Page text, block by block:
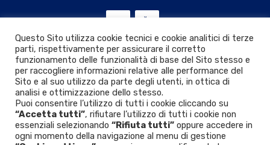
Questo Sito utilizza cookie tecnici e cookie analitici di terze
parti, rispettivamente per assicurare il corretto
funzionamento delle funzionalità di base del Sito stesso e
per raccogliere informazioni relative alle performance del
Sito e al suo utilizzo da parte degli utenti, in ottica di
analisi e ottimizzazione dello stesso.
Puoi consentire l’utilizzo di tutti i cookie cliccando su
“Accetta tutti”, rifiutare l’utilizzo di tutti i cookie non
essenziali selezionando “Rifiuta tutti” oppure accedere in
ogni momento della navigazione al menu di gestione